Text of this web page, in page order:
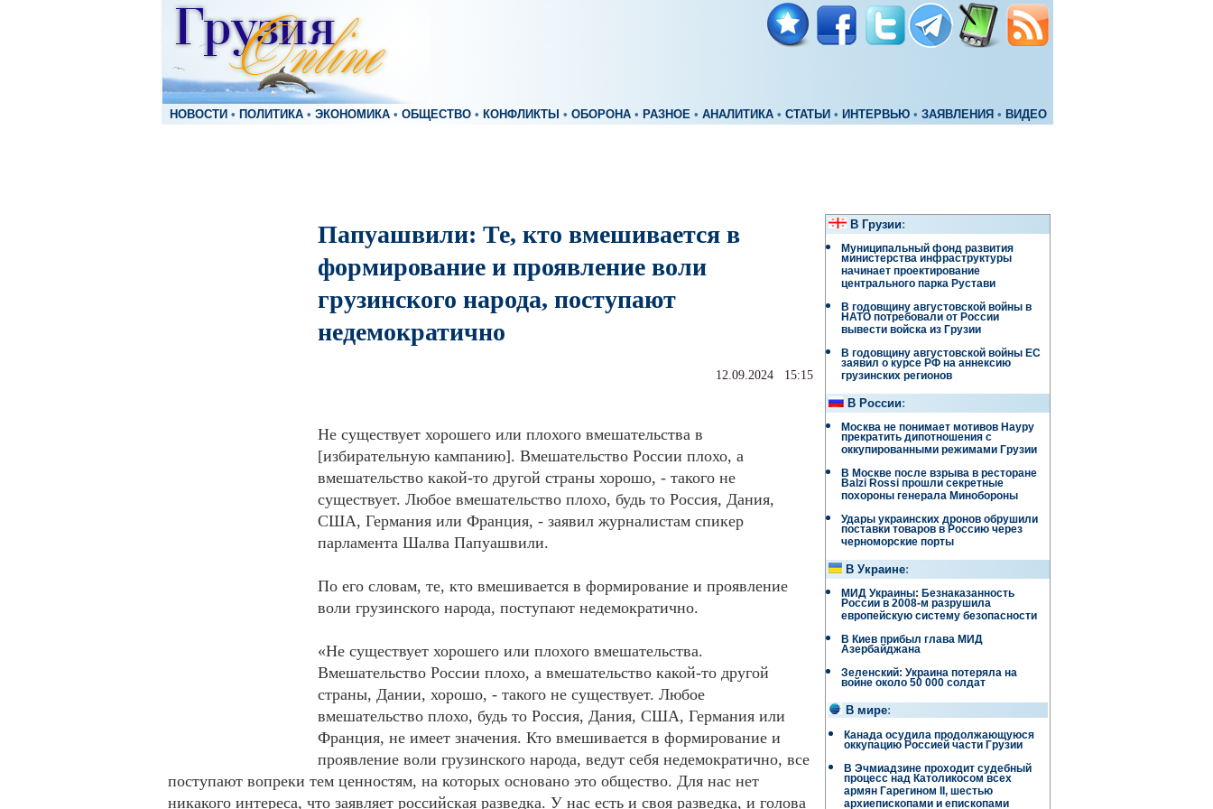
НОВОСТИ • ПОЛИТИКА • ЭКОНОМИКА • ОБЩЕСТВО • КОНФЛИКТЫ • ОБОРОНА • РАЗНОЕ • АНАЛИТИКА • СТАТЬИ • ИНТЕРВЬЮ • ЗАЯВЛЕНИЯ • ВИДЕО
Папуашвили: Те, кто вмешивается в
формирование и проявление воли
грузинского народа, поступают
недемократично
12.09.2024 15:15
Не существует хорошего или плохого вмешательства в
[избирательную кампанию]. Вмешательство России плохо, а
вмешательство какой-то другой страны хорошо, - такого не
существует. Любое вмешательство плохо, будь то Россия, Дания,
США, Германия или Франция, - заявил журналистам спикер
парламента Шалва Папуашвили.
По его словам, те, кто вмешивается в формирование и проявление
воли грузинского народа, поступают недемократично.
«Не существует хорошего или плохого вмешательства.
Вмешательство России плохо, а вмешательство какой-то другой
страны, Дании, хорошо, - такого не существует. Любое
вмешательство плохо, будь то Россия, Дания, США, Германия или
Франция, не имеет значения. Кто вмешивается в формирование и
проявление воли грузинского народа, ведут себя недемократично, все
поступают вопреки тем ценностям, на которых основано это общество. Для нас нет
никакого интереса, что заявляет российская разведка. У нас есть и своя разведка, и голова
В Грузии:
Муниципальный фонд развития
министерства инфраструктуры
начинает проектирование
центрального парка Рустави
В годовщину августовской войны в
НАТО потребовали от России
вывести войска из Грузии
В годовщину августовской войны ЕС
заявил о курсе РФ на аннексию
грузинских регионов
В России:
Москва не понимает мотивов Науру
прекратить дипотношения с
оккупированными режимами Грузии
В Москве после взрыва в ресторане
Balzi Rossi прошли секретные
похороны генерала Минобороны
Удары украинских дронов обрушили
поставки товаров в Россию через
черноморские порты
В Украине:
МИД Украины: Безнаказанность
России в 2008-м разрушила
европейскую систему безопасности
В Киев прибыл глава МИД
Азербайджана
Зеленский: Украина потеряла на
войне около 50 000 солдат
В мире:
Канада осудила продолжающуюся
оккупацию Россией части Грузии
В Эчмиадзине проходит судебный
процесс над Католикосом всех
армян Гарегином II, шестью